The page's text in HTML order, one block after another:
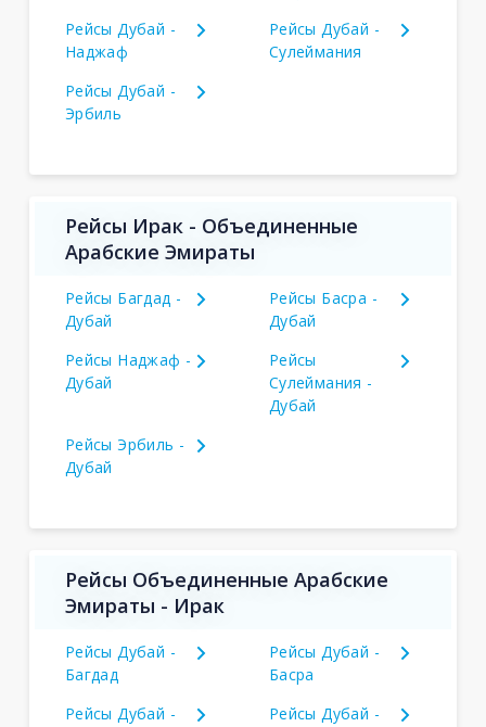
Рейсы Дубай -
Наджаф
Рейсы Дубай -
Сулеймания
Рейсы Дубай -
Эрбиль
Рейсы Ирак - Объединенные
Арабские Эмираты
Рейсы Багдад -
Дубай
Рейсы Басра -
Дубай
Рейсы Наджаф -
Дубай
Рейсы
Сулеймания -
Дубай
Рейсы Эрбиль -
Дубай
Рейсы Объединенные Арабские
Эмираты - Ирак
Рейсы Дубай -
Багдад
Рейсы Дубай -
Басра
Рейсы Дубай -
Рейсы Дубай -